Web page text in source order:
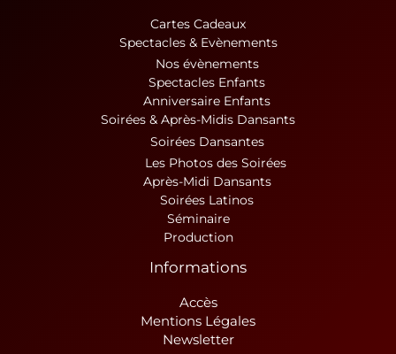
Cartes Cadeaux
Spectacles & Evènements
Nos évènements
Spectacles Enfants
Anniversaire Enfants
Soirées & Après-Midis Dansants
Soirées Dansantes
Les Photos des Soirées
Après-Midi Dansants
Soirées Latinos
Séminaire
Production
Informations
Accès
Mentions Légales
Newsletter